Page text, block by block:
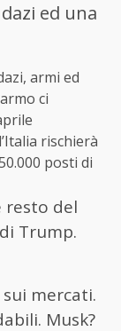
ed una
armi ed
ci
rischierà
posti di
resto del
Trump.
mercati.
Musk?